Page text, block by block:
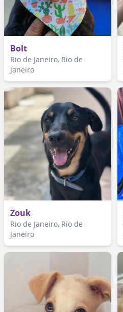
Bolt
Rio de Janeiro, Rio de
Janeiro
Zouk
Rio de Janeiro, Rio de
Janeiro